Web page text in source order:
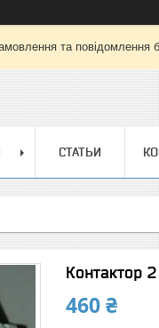
та повідомлення
СТАТЬИ
Контактор
460 ₴